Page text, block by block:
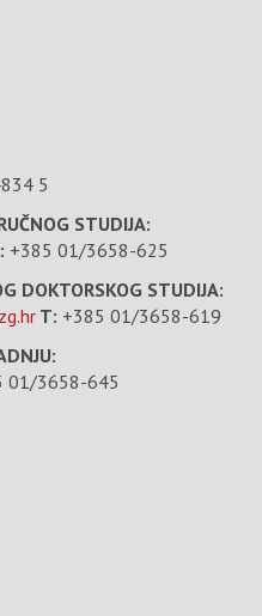
5
STUDIJA:
+385 01/3658-625
DOKTORSKOG STUDIJA:
T: +385 01/3658-619
01/3658-645